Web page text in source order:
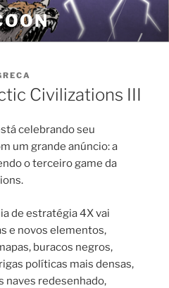
Civilizations III
celebrando seu
um grande anúncio: a
o terceiro game da
de estratégia 4X vai
e novos elementos,
buracos negros,
políticas mais densas,
naves redesenhado,